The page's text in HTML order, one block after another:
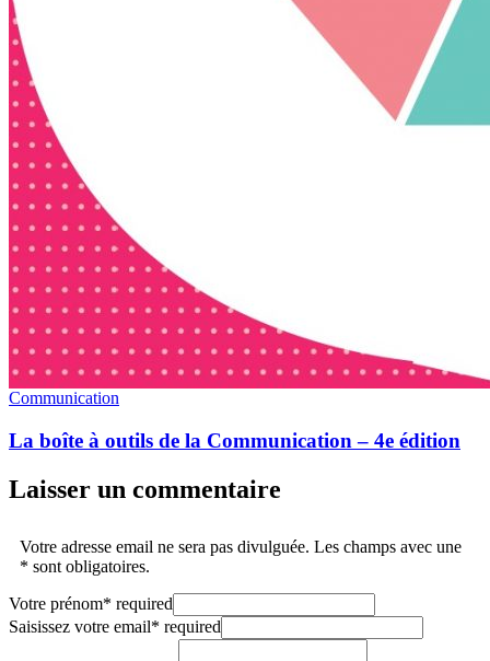
Communication
La boîte à outils de la Communication – 4e édition
Laisser un commentaire
Votre adresse email ne sera pas divulguée. Les champs avec une
* sont obligatoires.
Votre prénom* required
Saisissez votre email* required